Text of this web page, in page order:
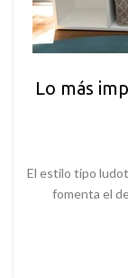
Lo más
El estilo tipo
fomenta el